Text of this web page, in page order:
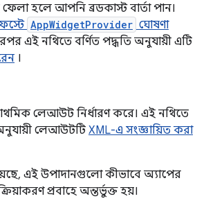
ফেলা হলে আপনি ব্রডকাস্ট বার্তা পান।
AppWidgetProvider ঘোষণা
এই নথিতে বর্ণিত পদ্ধতি অনুযায়ী এটি
।
লেআউট নির্ধারণ করে। এই নথিতে
লেআউটটি XML-এ সংজ্ঞায়িত করা
এই উপাদানগুলো কীভাবে অ্যাপের
প্রবাহে অন্তর্ভুক্ত হয়।